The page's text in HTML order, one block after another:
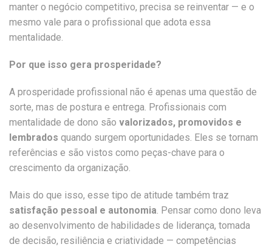
manter o negócio competitivo, precisa se reinventar — e o
mesmo vale para o profissional que adota essa
mentalidade.
Por que isso gera prosperidade?
A prosperidade profissional não é apenas uma questão de
sorte, mas de postura e entrega. Profissionais com
mentalidade de dono são valorizados, promovidos e
lembrados quando surgem oportunidades. Eles se tornam
referências e são vistos como peças-chave para o
crescimento da organização.
Mais do que isso, esse tipo de atitude também traz
satisfação pessoal e autonomia. Pensar como dono leva
ao desenvolvimento de habilidades de liderança, tomada
de decisão, resiliência e criatividade — competências